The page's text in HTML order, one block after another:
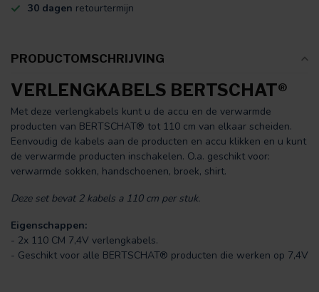
30 dagen retourtermijn
PRODUCTOMSCHRIJVING
VERLENGKABELS BERTSCHAT®
Met deze verlengkabels kunt u de accu en de verwarmde
producten van BERTSCHAT® tot 110 cm van elkaar scheiden.
Eenvoudig de kabels aan de producten en accu klikken en u kunt
de verwarmde producten inschakelen. O.a. geschikt voor:
verwarmde sokken, handschoenen, broek, shirt.
Deze set bevat 2 kabels a 110 cm per stuk.
Eigenschappen:
- 2x 110 CM 7,4V verlengkabels.
- Geschikt voor alle BERTSCHAT® producten die werken op 7,4V